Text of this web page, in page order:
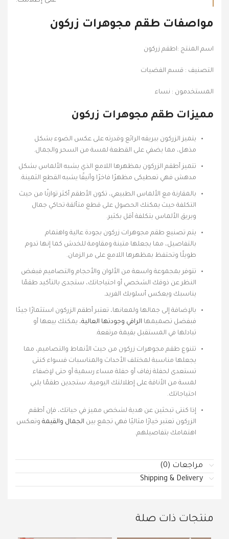
مواصفات طقم مجوهرات زركون
اسم المنتج :اطقم زركون
التصنيف : قسم الفضيات
المستخدمون : نساء
مميزات طقم مجوهرات زركون
يتميز الزركون ببريقه الرائع وقدرته على عكس الضوء بشكل
مذهل، مما يضفي على القطعة لمسة من السحر والجمال.
تتميز أطقم الزركون بمظهرها اللامع الذي يشبه الألماس بشكل
مدهش فهي تعطيكى مظهرًا فاخرًا وأنيقًا يشبه القطع الثمينة.
بالمقارنة مع الألماس الطبيعي، تكون الأطقم أكثر توازنًا من حيث
التكلفة حيث يمكنك الحصول على قطع متألقة تحاكي جمال
وبريق الألماس بتكلفة أقل بكثير.
يتم تصنيع طقم مجوهرات زركون بجودة عالية واهتمام
بالتفاصيل، مما يجعلها متينة ومقاومة للخدش كما إنها تدوم
طويلًا وتحتفظ بمظهرها اللامع على مر الزمان.
تتوفر بمجموعة واسعة من الألوان والأحجام والتصاميم فبغض
النظر عن ذوقك الشخصي أو احتياجاتك، ستجدى بالتأكيد طقمًا
يناسبك ويعكس أسلوبك الفريد.
بالإضافة إلى جمالها ولمعانها، تعتبر أطقم الزركون استثمارًا جيدًا
فبفضل تصميمها الراقي وجودتها العالية، يمكنك بيعها أو
تبادلها في المستقبل بقيمة مرتفعة.
تتنوع طقم مجوهرات زركون من حيث الأنماط والتصاميم، مما
يجعلها مناسبة لمختلف الأحداث والمناسبات فسواء كنتى
تستعدى لحفلة زفاف أو حفلة مساء رسمية أو حتى لإضفاء
لمسة من الأناقة على إطلالتك اليومية، ستجدين طقمًا يلبي
احتياجاتك.
إذا كنتى تبحثين عن هدية لشخص مميز في حياتك، فإن أطقم
الزركون تعتبر خيارًا مثاليًا فهي تجمع بين الجمال والقيمة وتعكس
اهتمامك بتفاصيلهم.
مراجعات (0)
Shipping & Delivery
منتجات ذات صلة